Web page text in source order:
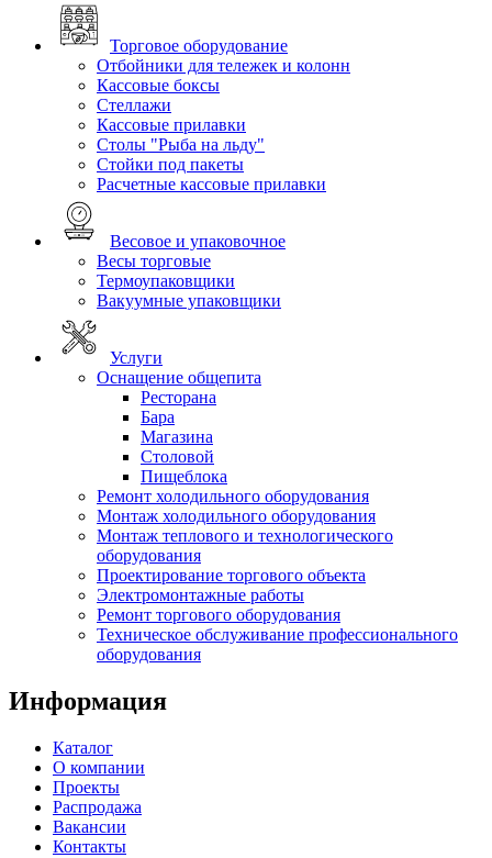
Торговое оборудование
Отбойники для тележек и колонн
Кассовые боксы
Стеллажи
Кассовые прилавки
Столы "Рыба на льду"
Стойки под пакеты
Расчетные кассовые прилавки
Весовое и упаковочное
Весы торговые
Термоупаковщики
Вакуумные упаковщики
Услуги
Оснащение общепита
Ресторана
Бара
Магазина
Столовой
Пищеблока
Ремонт холодильного оборудования
Монтаж холодильного оборудования
Монтаж теплового и технологического
оборудования
Проектирование торгового объекта
Электромонтажные работы
Ремонт торгового оборудования
Техническое обслуживание профессионального
оборудования
Информация
Каталог
О компании
Проекты
Распродажа
Вакансии
Контакты